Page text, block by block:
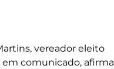
vereador eleito
em comunicado, afirma